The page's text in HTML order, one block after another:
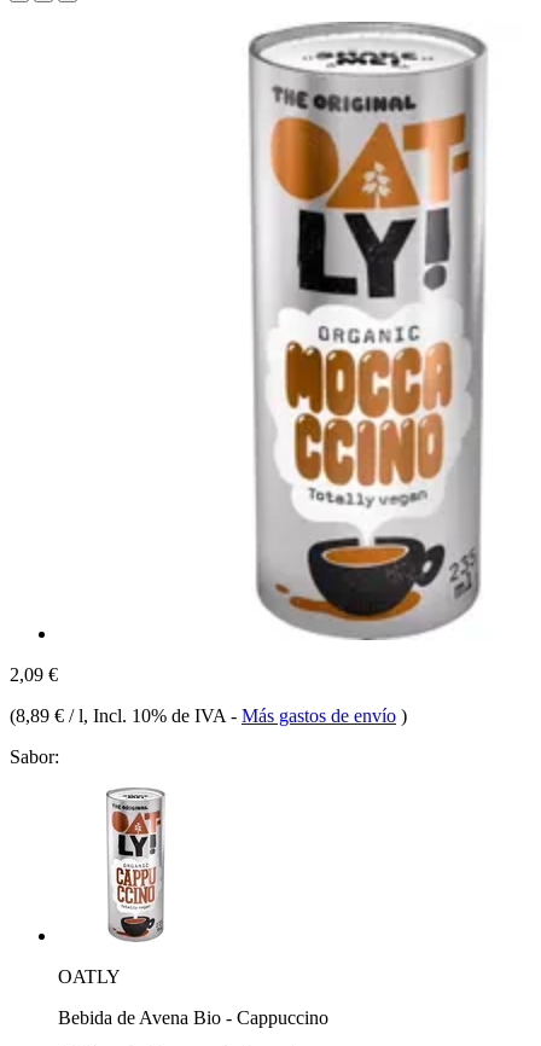
2,09 €
(8,89 € / l, Incl. 10% de IVA - Más gastos de envío )
Sabor:
OATLY
Bebida de Avena Bio - Cappuccino